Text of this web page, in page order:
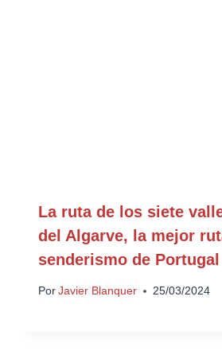
La ruta de los siete
del Algarve, la mejor
senderismo de Portugal
Por Javier Blanquer 25/03/2024